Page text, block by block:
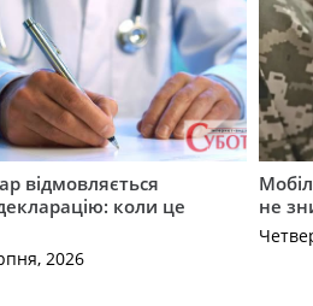
відмовляється
коли це
2026
не